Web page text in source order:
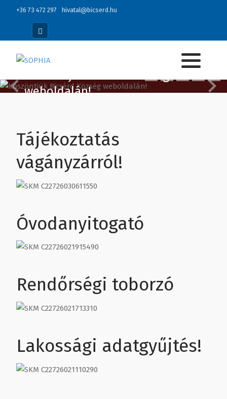
+36 73 472 297 hivatal@bicserd.hu
weboldalán!
Tájékoztatás
vágányzárról!
Óvodanyitogató
Rendőrségi toborzó
Lakossági adatgyűjtés!